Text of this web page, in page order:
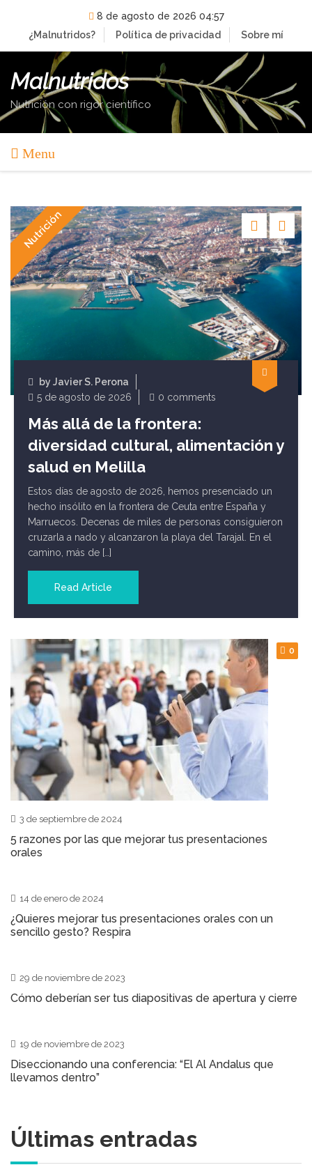
content
8 de agosto de 2026 04:57
¿Malnutridos?
Política de privacidad Sobre mí
Malnutridos
Nutrición con rigor científico
Menu
Nutrición
by Javier S. Perona
5 de agosto de 2026
0 comments
Más allá de la frontera:
diversidad cultural, alimentación y
salud en Melilla
Estos días de agosto de 2026, hemos presenciado un
hecho insólito en la frontera de Ceuta entre España y
Marruecos. Decenas de miles de personas consiguieron
cruzarla a nado y alcanzaron la playa del Tarajal. En el
camino, más de […]
Read Article
0
3 de septiembre de 2024
5 razones por las que mejorar tus presentaciones
orales
14 de enero de 2024
¿Quieres mejorar tus presentaciones orales con un
sencillo gesto? Respira
29 de noviembre de 2023
Cómo deberían ser tus diapositivas de apertura y cierre
19 de noviembre de 2023
Diseccionando una conferencia: “El Al Andalus que
llevamos dentro”
Últimas entradas